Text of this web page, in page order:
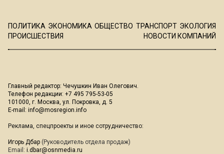
ПОЛИТИКА ЭКОНОМИКА ОБЩЕСТВО ТРАНСПОРТ ЭКОЛОГИЯ
ПРОИСШЕСТВИЯ
НОВОСТИ КОМПАНИЙ
Главный редактор: Чечушкин Иван Олегович.
Телефон редакции: +7 495 795-53-05
101000, г. Москва, ул. Покровка, д. 5
E-mail: info@mosregion.info
Реклама, спецпроекты и иное сотрудничество:
Игорь Дбар (Руководитель отдела продаж)
Email: i.dbar@osnmedia.ru